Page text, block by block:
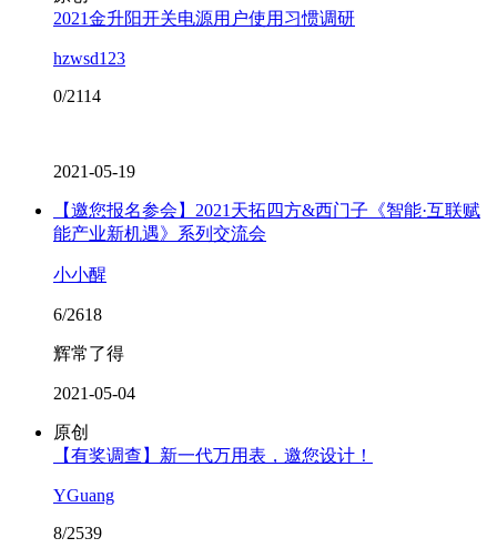
2021金升阳开关电源用户使用习惯调研
hzwsd123
0/2114
2021-05-19
【邀您报名参会】2021天拓四方&西门子《智能·互联赋
能产业新机遇》系列交流会
小小醒
6/2618
辉常了得
2021-05-04
原创
【有奖调查】新一代万用表，邀您设计！
YGuang
8/2539